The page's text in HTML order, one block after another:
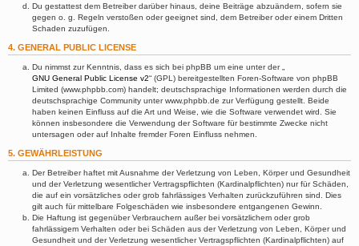
Du gestattest dem Betreiber darüber hinaus, deine Beiträge abzuändern, sofern sie
gegen o. g. Regeln verstoßen oder geeignet sind, dem Betreiber oder einem Dritten
Schaden zuzufügen.
4. GENERAL PUBLIC LICENSE
Du nimmst zur Kenntnis, dass es sich bei phpBB um eine unter der „
GNU General Public License v2“ (GPL) bereitgestellten Foren-Software von phpBB
Limited (www.phpbb.com) handelt; deutschsprachige Informationen werden durch die
deutschsprachige Community unter www.phpbb.de zur Verfügung gestellt. Beide
haben keinen Einfluss auf die Art und Weise, wie die Software verwendet wird. Sie
können insbesondere die Verwendung der Software für bestimmte Zwecke nicht
untersagen oder auf Inhalte fremder Foren Einfluss nehmen.
5. GEWÄHRLEISTUNG
Der Betreiber haftet mit Ausnahme der Verletzung von Leben, Körper und Gesundheit
und der Verletzung wesentlicher Vertragspflichten (Kardinalpflichten) nur für Schäden,
die auf ein vorsätzliches oder grob fahrlässiges Verhalten zurückzuführen sind. Dies
gilt auch für mittelbare Folgeschäden wie insbesondere entgangenen Gewinn.
Die Haftung ist gegenüber Verbrauchern außer bei vorsätzlichem oder grob
fahrlässigem Verhalten oder bei Schäden aus der Verletzung von Leben, Körper und
Gesundheit und der Verletzung wesentlicher Vertragspflichten (Kardinalpflichten) auf